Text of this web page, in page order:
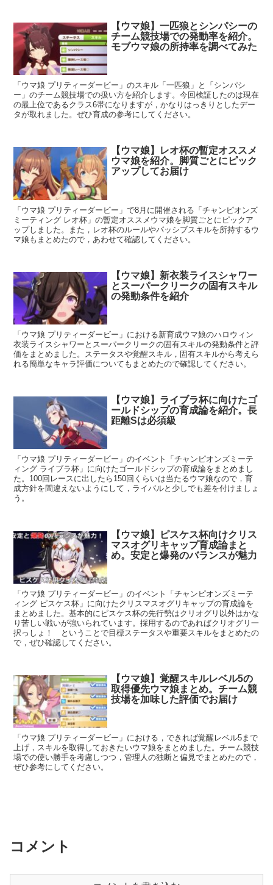
【ウマ娘】一匹狼とシンパシーの
チーム競技場での発動率を紹介。
モブウマ娘の所持率を調べてみた
「ウマ娘 プリティーダービー」のスキル「一匹狼」と「シンパシ
ー」のチーム競技場での扱い方を紹介します。今回検証したのは現在
の最上位であるクラス6帯になりますが，かなりはっきりとしたデー
タが取れました。ぜひ育成の参考にしてください。
【ウマ娘】レオ杯の暫定オススメ
ウマ娘を紹介。脚質ごとにピック
アップしてお届け
「ウマ娘 プリティーダービー」で8月に開催される「チャンピオンズ
ミーティング レオ杯」の暫定オススメウマ娘を脚質ごとにピックア
ップしました。また，レオ杯のルールやパッシブスキルを所持するウ
マ娘もまとめたので，あわせて確認してください。
【ウマ娘】新衣装ライスシャワー
とスーパークリークの固有スキル
の発動条件を紹介
「ウマ娘 プリティーダービー」における新育成ウマ娘のハロウィン
衣装ライスシャワーとスーパークリークの固有スキルの発動条件と評
価をまとめました。ステータスや覚醒スキル，固有スキルから考えら
れる簡単なキャラ評価についてもまとめたので確認してください。
【ウマ娘】ライブラ杯に向けたゴ
ールドシップの育成論を紹介。長
距離Sは必須級
「ウマ娘 プリティーダービー」のイベント「チャンピオンズミーテ
ィング ライブラ杯」に向けたゴールドシップの育成論をまとめまし
た。100回レースに出したら150回くらいは当たるウマ娘なので，育
成方針を間違えないようにして，ライバルと少しでも差を付けましょ
う。
【ウマ娘】ピスケス杯向けクリス
マスオグリキャップ育成論まと
め。安定と爆発のバランスが魅力
「ウマ娘 プリティーダービー」のイベント「チャンピオンズミーテ
ィング ピスケス杯」に向けたクリスマスオグリキャップの育成論を
まとめました。基本的にピスケス杯の先行勢はクリオグリ以外はかな
り苦しい戦いが強いられています。採用するのであればクリオグリ一
択っしょ！ ということで目標ステータスや重要スキルをまとめたの
で，ぜひ確認してください。
【ウマ娘】覚醒スキルレベル5の
取得優先ウマ娘まとめ。チーム競
技場を加味した評価でお届け
「ウマ娘 プリティーダービー」における，できれば覚醒レベル5まで
上げ，スキルを取得しておきたいウマ娘をまとめました。チーム競技
場での使い勝手を考慮しつつ，管理人の独断と偏見でまとめたので，
ぜひ参考にしてください。
コメント